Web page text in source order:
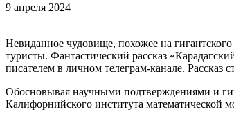
9 апреля 2024
Невиданное чудовище, похожее на
туристы. Фантастический рассказ
писателем в личном телеграм-канале. Рассказ
Обосновывая научными подтверждениями и
Калифорнийского института математической